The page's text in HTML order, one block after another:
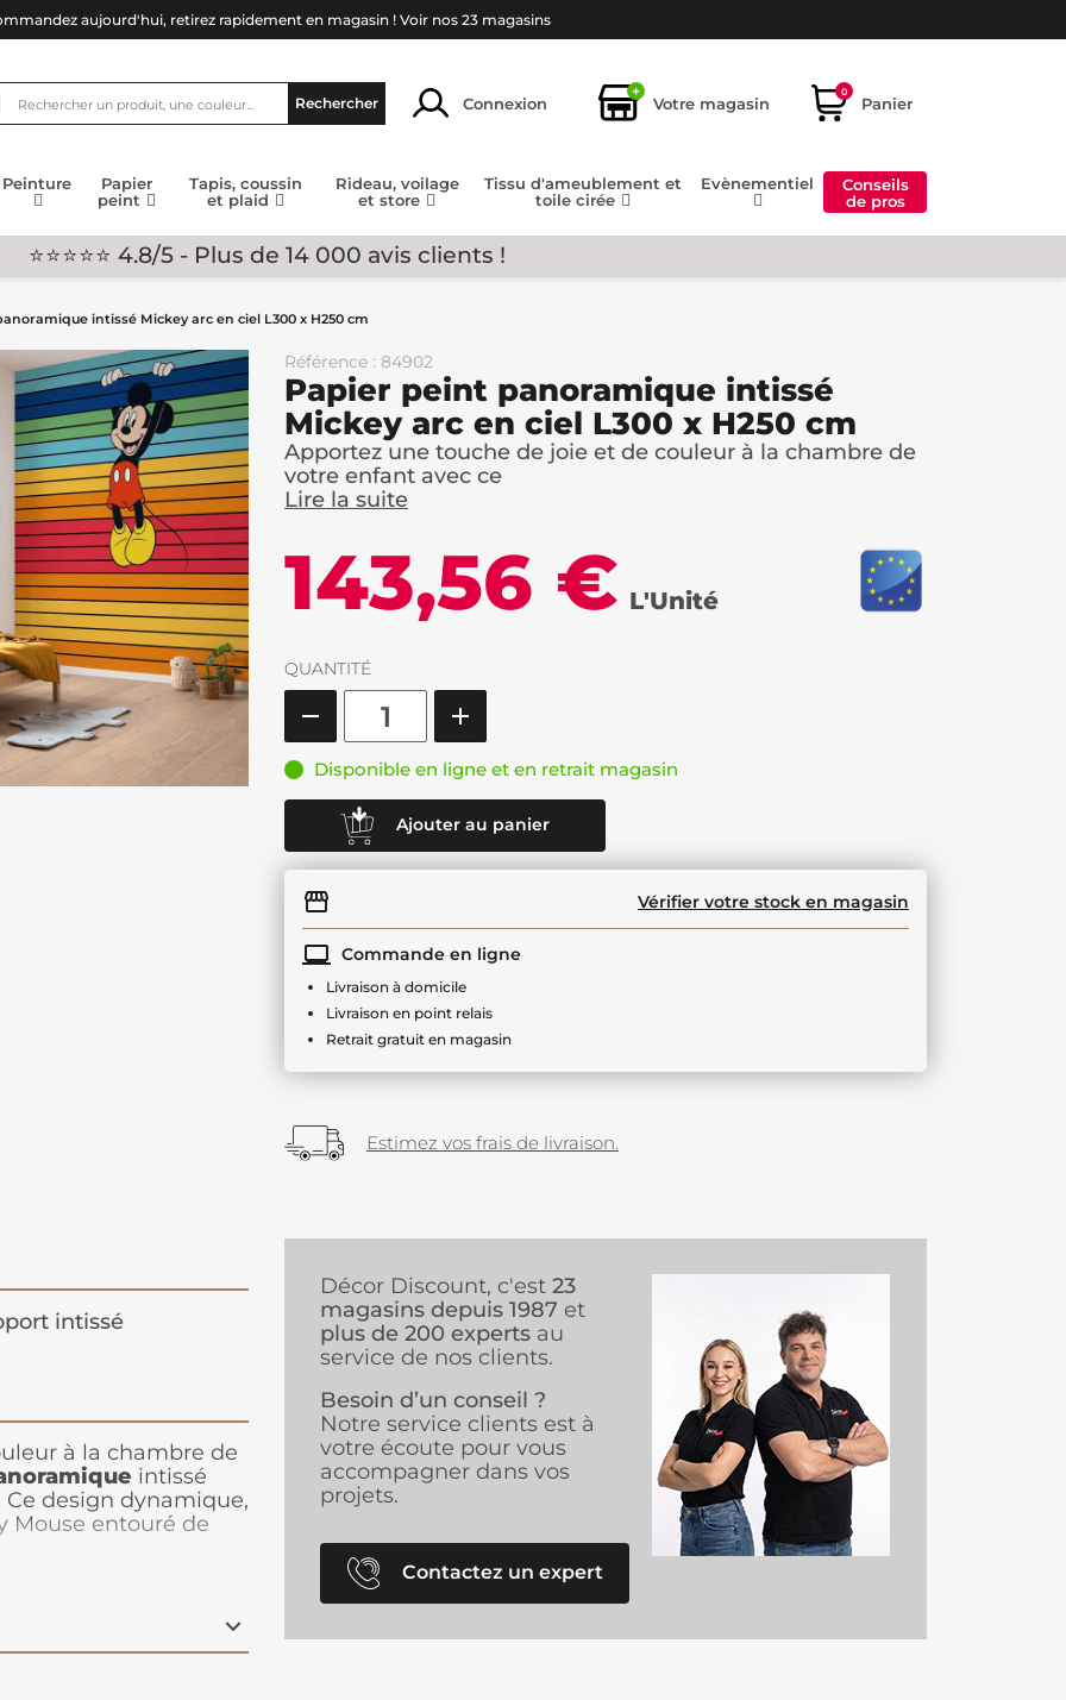
aujourd'hui, retirez rapidement en magasin ! Voir nos 23 magasins
Rechercher Connexion
+
Votre magasin
0
Panier
Peinture
Papier
peint
Tapis, coussin
et plaid
Rideau, voilage
et store
Tissu d'ameublement et
toile cirée
Evènementiel
Conseils
de pros
⭐⭐⭐⭐⭐ 4.8/5 - Plus de 14 000 avis clients !
intissé Mickey arc en ciel L300 x H250 cm
Référence : 84902
Papier peint panoramique intissé
Mickey arc en ciel L300 x H250 cm
Apportez une touche de joie et de couleur à la chambre de
votre enfant avec ce
Lire la suite
143,56 € L'Unité
QUANTITÉ
Disponible en ligne et en retrait magasin
Ajouter au panier
Vérifier votre stock en magasin
Commande en ligne
Livraison à domicile
Livraison en point relais
Retrait gratuit en magasin
Estimez vos frais de livraison.
intissé
à la chambre de
intissé
Ce design dynamique,
Mouse entouré de
motif vif et coloré,
à sa
l’espace
Décor Discount, c'est 23
magasins depuis 1987 et
plus de 200 experts au
service de nos clients.
Besoin d’un conseil ?
Notre service clients est à
votre écoute pour vous
accompagner dans vos
projets.
Contactez un expert